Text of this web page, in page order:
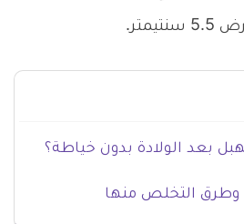
بعد الولادة بدون خياطة؟
وطرق التخلص منها